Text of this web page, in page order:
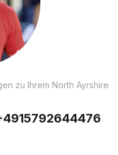
zu Ihrem North Ayrshire